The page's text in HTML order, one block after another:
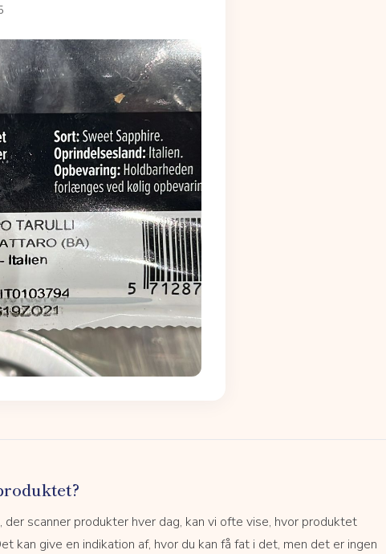
scanner produkter hver dag, kan vi ofte vise, hvor produktet
kan give en indikation af, hvor du kan få fat i det, men det er ingen